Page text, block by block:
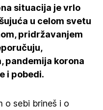
situacija je vrlo
u celom svetu
pridržavanjem
pandemija korona
i pobedi.
o sebi brineš i o